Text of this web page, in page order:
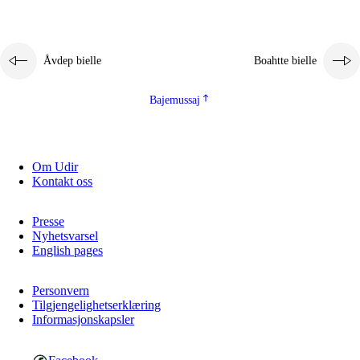
Åvdep bielle Boahtte bielle
Bajemussaj
Om Udir
Kontakt oss
Presse
Nyhetsvarsel
English pages
Personvern
Tilgjengelighetserklæring
Informasjonskapsler